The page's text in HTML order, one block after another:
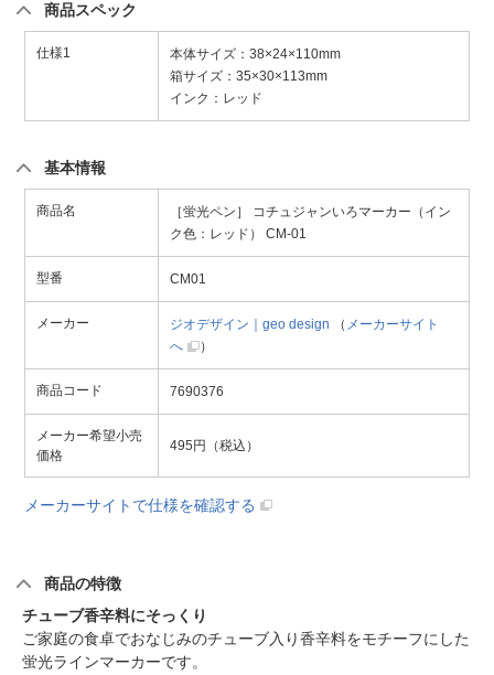
商品スペック
仕様1
本体サイズ：38×24×110mm
箱サイズ：35×30×113mm
インク：レッド
基本情報
商品名
［蛍光ペン］ コチュジャンいろマーカー（イン
ク色：レッド） CM-01
型番 CM01
メーカー ジオデザイン｜geo design （ メーカーサイト
へ
）
商品コード 7690376
メーカー希望小売
価格
495円（税込）
メーカーサイトで仕様を確認する
商品の特徴
チューブ香辛料にそっくり
ご家庭の食卓でおなじみのチューブ入り香辛料をモチーフにした
蛍光ラインマーカーです。